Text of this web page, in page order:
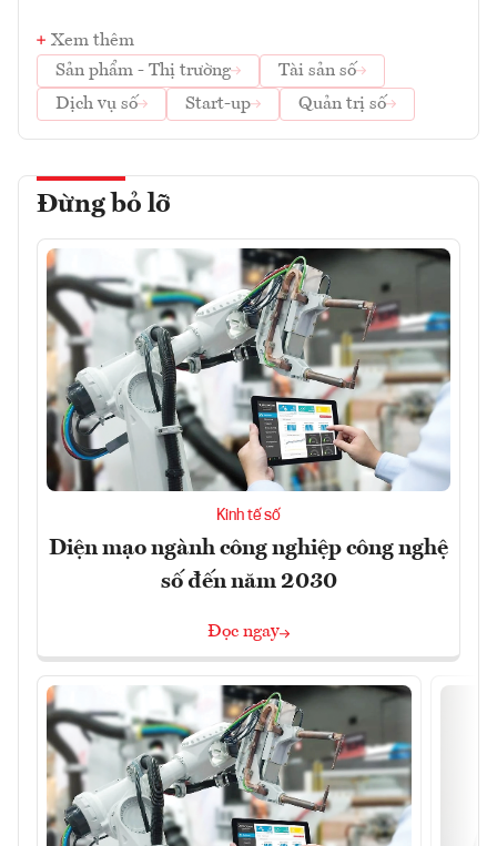
Xem thêm
Sản phẩm - Thị trường
Tài sản số
Dịch vụ số
Start-up Quản trị số
Đừng bỏ lỡ
Kinh tế số
Diện mạo ngành công nghiệp công nghệ
số đến năm 2030
Đọc ngay